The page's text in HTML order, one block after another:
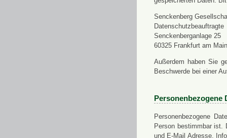
Senckenberg
Datenschutzbeauftragte
Senckenberganlage 25
60325 Frankfurt am Main
Außerdem haben Sie
Beschwerde bei einer
Personenbezogene
Personenbezogene
Person bestimmbar ist.
und E-Mail Adresse.